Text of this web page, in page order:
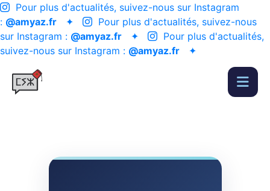
Pour plus d'actualités, suivez-nous sur Instagram
: @amyaz.fr ✦
Pour plus d'actualités, suivez-nous
sur Instagram : @amyaz.fr ✦
Pour plus d'actualités,
suivez-nous sur Instagram : @amyaz.fr ✦